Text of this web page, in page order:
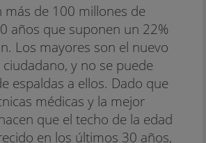
más de 100 millones de
años que suponen un 22%
Los mayores son el nuevo
y no se puede
espaldas a ellos. Dado que
médicas y la mejor
que el techo de la edad
en los últimos 30 años,